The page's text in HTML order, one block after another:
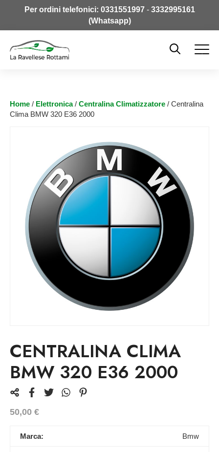
Per ordini telefonici: 0331551997- 3332995161
(Whatsapp)
Home / Elettronica/ Centralina Climatizzatore / Centralina
Clima BMW 320 E36 2000
CENTRALINA CLIMA
BMW 320 E36 2000
50,00 €
Marca: Bmw